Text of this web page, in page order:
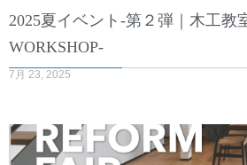
2025夏イベント-第２弾｜木工教
WORKSHOP-
7月 23, 2025